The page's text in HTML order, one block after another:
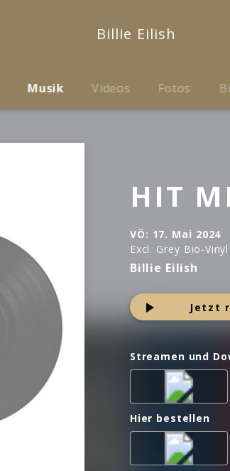
Billie Eilish
Musik Videos Fotos
HIT
VÖ: 17. Mai 2024
Excl. Grey Bio-Vinyl
Billie Eilish
Jetzt
Streamen und
Hier bestellen